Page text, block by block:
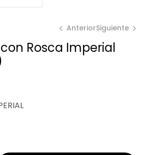
AnteriorSiguiente
Rosca Imperial